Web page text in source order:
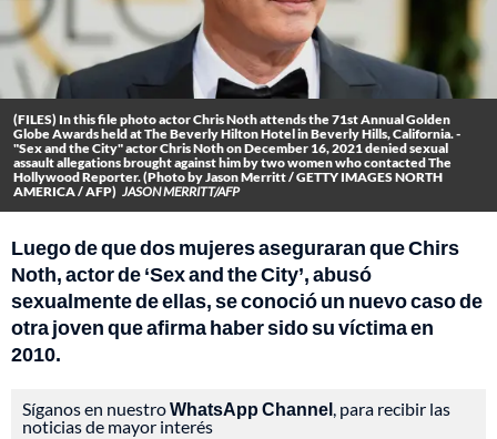
(FILES) In this file photo actor Chris Noth attends the 71st Annual Golden
Globe Awards held at The Beverly Hilton Hotel in Beverly Hills, California. -
"Sex and the City" actor Chris Noth on December 16, 2021 denied sexual
assault allegations brought against him by two women who contacted The
Hollywood Reporter. (Photo by Jason Merritt / GETTY IMAGES NORTH
AMERICA / AFP) JASON MERRITT/AFP
Luego de que dos mujeres aseguraran que Chirs
Noth, actor de ‘Sex and the City’, abusó
sexualmente de ellas, se conoció un nuevo caso de
otra joven que afirma haber sido su víctima en
2010.
Síganos en nuestroWhatsApp Channel, para recibir las
noticias de mayor interés